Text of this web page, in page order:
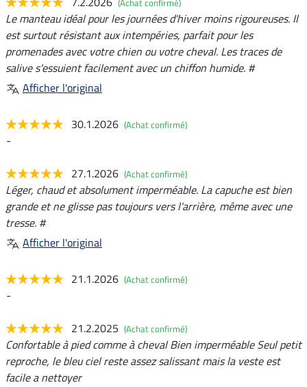
(Achat confirmé)
Le manteau idéal pour les journées d'hiver moins rigoureuses. Il
est surtout résistant aux intempéries, parfait pour les
promenades avec votre chien ou votre cheval. Les traces de
salive s'essuient facilement avec un chiffon humide. #
Afficher l'original
30.1.2026 (Achat confirmé)
-
27.1.2026 (Achat confirmé)
Léger, chaud et absolument imperméable. La capuche est bien
grande et ne glisse pas toujours vers l'arrière, même avec une
tresse. #
Afficher l'original
21.1.2026 (Achat confirmé)
-
21.2.2025 (Achat confirmé)
Confortable à pied comme à cheval Bien imperméable Seul petit
reproche, le bleu ciel reste assez salissant mais la veste est
facile a nettoyer